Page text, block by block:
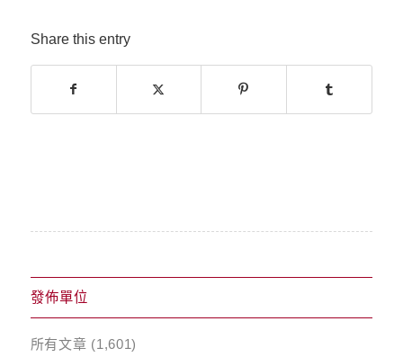
Share this entry
發佈單位
所有文章 (1,601)